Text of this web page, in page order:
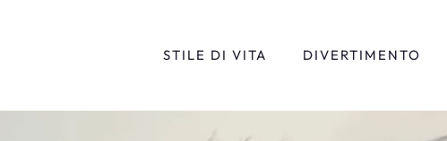
STILE DI VITA DIVERTIMENTO